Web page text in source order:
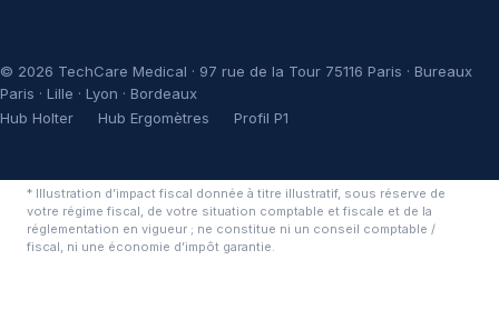
© 2026 TechCare Medical · 97 rue de la Tour 75116 Paris · Bureaux
Paris · Lille · Lyon · Bordeaux
Hub Holter
Hub Ergomètres Profil P1
* Illustration d’impact fiscal donnée à titre illustratif, sous réserve de
votre régime fiscal, de votre situation comptable et fiscale et de la
réglementation en vigueur ; ne constitue ni un conseil comptable /
fiscal, ni une économie d’impôt garantie.